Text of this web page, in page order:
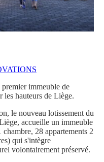
immeuble de
les hauteurs de Liège.
le nouveau lotissement du
accueille un immeuble
chambre, 28 appartements 2
qui s'intègre
volontairement préservé.